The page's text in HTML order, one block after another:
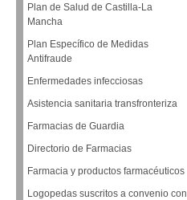
Plan de Salud de Castilla-La
Mancha
Plan Específico de Medidas
Antifraude
Enfermedades infecciosas
Asistencia sanitaria transfronteriza
Farmacias de Guardia
Directorio de Farmacias
Farmacia y productos farmacéuticos
Logopedas suscritos a convenio con